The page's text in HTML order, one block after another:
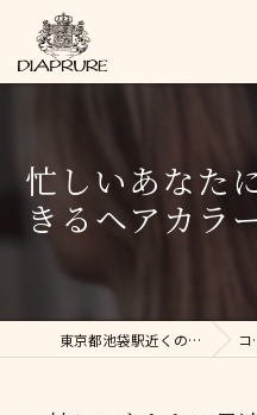
忙しいあなた
きるヘアカラ
東京都池袋駅近くの美容院ならDIAPRURE コラム